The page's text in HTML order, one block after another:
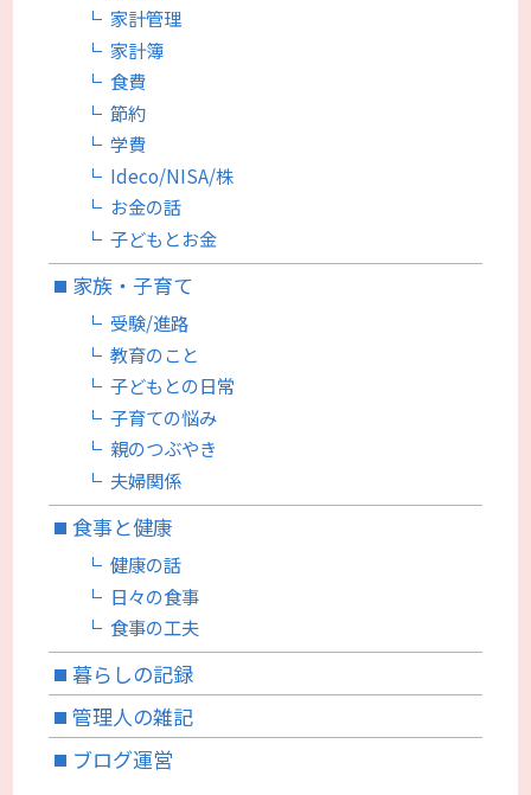
家計管理
家計簿
食費
節約
学費
Ideco/NISA/株
お金の話
子どもとお金
家族・子育て
受験/進路
教育のこと
子どもとの日常
子育ての悩み
親のつぶやき
夫婦関係
食事と健康
健康の話
日々の食事
食事の工夫
暮らしの記録
管理人の雑記
ブログ運営